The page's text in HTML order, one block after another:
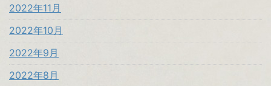
2022年11月
2022年10月
2022年9月
2022年8月